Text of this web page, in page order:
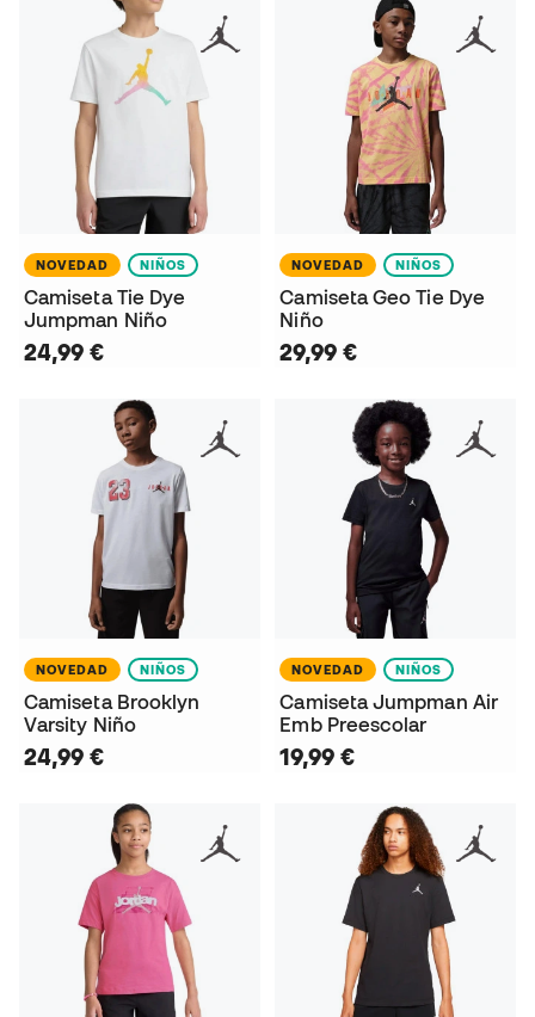
NOVEDAD NIÑOS
Camiseta Tie Dye
Jumpman Niño
24,99 €
NOVEDAD NIÑOS
Camiseta Geo Tie Dye
Niño
29,99 €
NOVEDAD NIÑOS
Camiseta Brooklyn
Varsity Niño
24,99 €
NOVEDAD NIÑOS
Camiseta Jumpman Air
Emb Preescolar
19,99 €